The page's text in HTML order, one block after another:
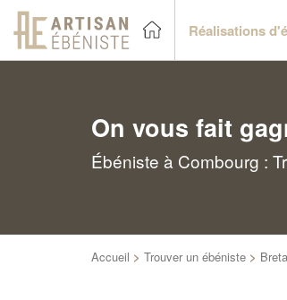
Réalisations
On vous fait
Ébéniste à Combourg :
Accueil > Trouver un ébéniste >